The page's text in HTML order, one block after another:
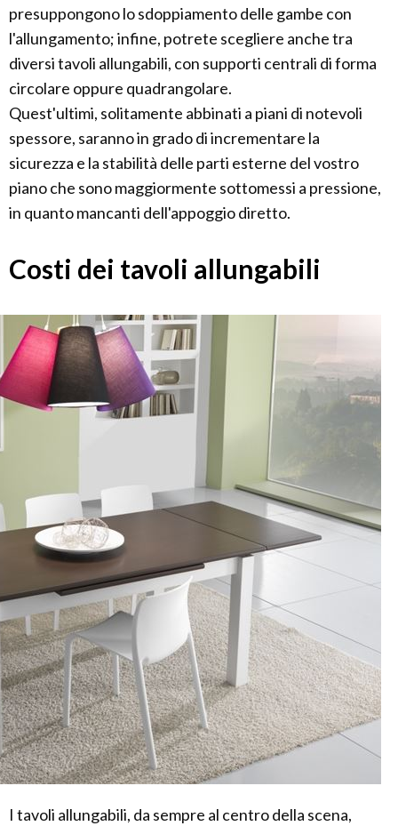
presuppongono lo sdoppiamento delle gambe con
l'allungamento; infine, potrete scegliere anche tra
diversi tavoli allungabili, con supporti centrali di forma
circolare oppure quadrangolare.
Quest'ultimi, solitamente abbinati a piani di notevoli
spessore, saranno in grado di incrementare la
sicurezza e la stabilità delle parti esterne del vostro
piano che sono maggiormente sottomessi a pressione,
in quanto mancanti dell'appoggio diretto.
Costi dei tavoli allungabili
I tavoli allungabili, da sempre al centro della scena,